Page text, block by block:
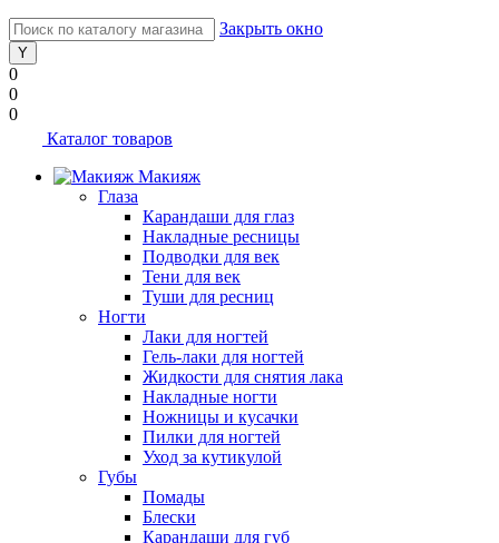
Закрыть окно
0
0
0
Каталог товаров
Макияж
Глаза
Карандаши для глаз
Накладные ресницы
Подводки для век
Тени для век
Туши для ресниц
Ногти
Лаки для ногтей
Гель-лаки для ногтей
Жидкости для снятия лака
Накладные ногти
Ножницы и кусачки
Пилки для ногтей
Уход за кутикулой
Губы
Помады
Блески
Карандаши для губ